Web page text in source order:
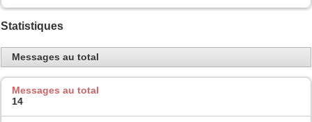
Statistiques
Messages au total
Messages au total
14